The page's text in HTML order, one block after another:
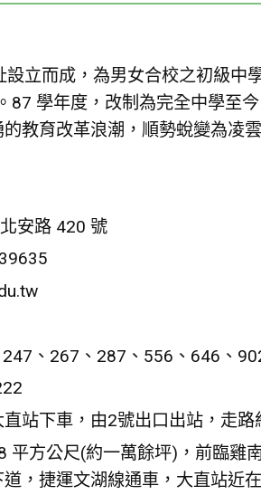
立而成，為男女合校之初級中
87 學年度，改制為完全中學至
教育改革浪潮，順勢蛻變為凌
安路 420 號
、267、287、556、646、
站下車，由2號出口出站，走路
平方公尺(約一萬餘坪)，前臨雞
，捷運文湖線通車，大直站近